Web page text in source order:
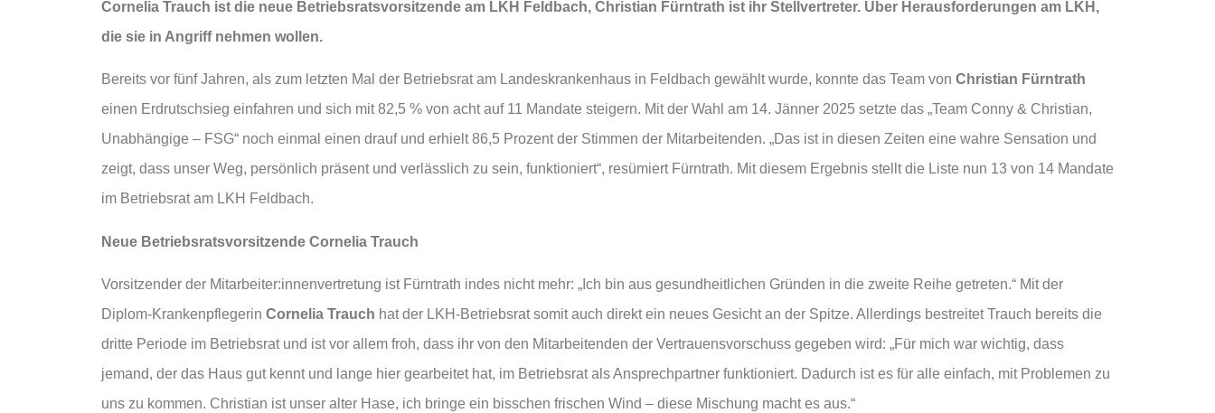
Cornelia Trauch ist die neue Betriebsratsvorsitzende am LKH Feldbach, Christian Fürntrath ist ihr Stellvertreter. Über Herausforderungen am LKH,
die sie in Angriff nehmen wollen.
Bereits vor fünf Jahren, als zum letzten Mal der Betriebsrat am Landeskrankenhaus in Feldbach gewählt wurde, konnte das Team von Christian Fürntrath
einen Erdrutschsieg einfahren und sich mit 82,5 % von acht auf 11 Mandate steigern. Mit der Wahl am 14. Jänner 2025 setzte das „Team Conny & Christian,
Unabhängige – FSG“ noch einmal einen drauf und erhielt 86,5 Prozent der Stimmen der Mitarbeitenden. „Das ist in diesen Zeiten eine wahre Sensation und
zeigt, dass unser Weg, persönlich präsent und verlässlich zu sein, funktioniert“, resümiert Fürntrath. Mit diesem Ergebnis stellt die Liste nun 13 von 14 Mandate
im Betriebsrat am LKH Feldbach.
Neue Betriebsratsvorsitzende Cornelia Trauch
Vorsitzender der Mitarbeiter:innenvertretung ist Fürntrath indes nicht mehr: „Ich bin aus gesundheitlichen Gründen in die zweite Reihe getreten.“ Mit der
Diplom-Krankenpflegerin Cornelia Trauch hat der LKH-Betriebsrat somit auch direkt ein neues Gesicht an der Spitze. Allerdings bestreitet Trauch bereits die
dritte Periode im Betriebsrat und ist vor allem froh, dass ihr von den Mitarbeitenden der Vertrauensvorschuss gegeben wird: „Für mich war wichtig, dass
jemand, der das Haus gut kennt und lange hier gearbeitet hat, im Betriebsrat als Ansprechpartner funktioniert. Dadurch ist es für alle einfach, mit Problemen zu
uns zu kommen. Christian ist unser alter Hase, ich bringe ein bisschen frischen Wind – diese Mischung macht es aus.“